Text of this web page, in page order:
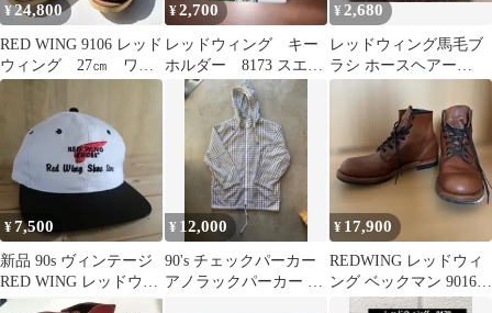
¥24,800
RED WING 9106 レッド
ウィング 27㎝ ワー
クブーツ メンズ
¥2,700
レッドウィング キー
ホルダー 8173 スエー
ド 新品 非売品
¥ 2,680
レッドウィング馬毛ブ
ラシ ホースヘアー
100%USAオイルやクリ
ームに合う 便利
¥7,500
新品 90s ヴィンテージ
RED WING レッドウィ
ング キャップ 白×黒
¥ 12,000
90's チェックパーカー
アノラックパーカー マ
¥ 17,900
REDWING レッドウィ
ング ベックマン 9016
USA8D 26cm